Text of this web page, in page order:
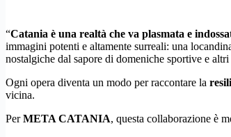
“Catania è una realtà che va plasmata e
immagini potenti e altamente surreali: una
nostalgiche dal sapore di domeniche sportive e
Ogni opera diventa un modo per raccontare la
vicina.
PerMETA CATANIA, questa collaborazione è